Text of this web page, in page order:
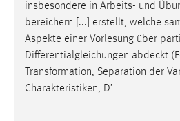
insbesondere in Arbeits- und
bereichern [...] erstellt, welche
Aspekte einer Vorlesung über
Differentialgleichungen abdeckt
Transformation, Separation der
Charakteristiken, D’
Zweck:
Wird benötigt um die
Cookie Laufzeit:
MibewSessionID, mibew-chat-
5e9dbeb1811c0446 =